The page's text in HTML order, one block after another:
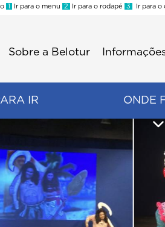
1 Ir para o menu 2 Ir para o rodapé 3 Ir para o
Sobre a Belotur
IR ONDE